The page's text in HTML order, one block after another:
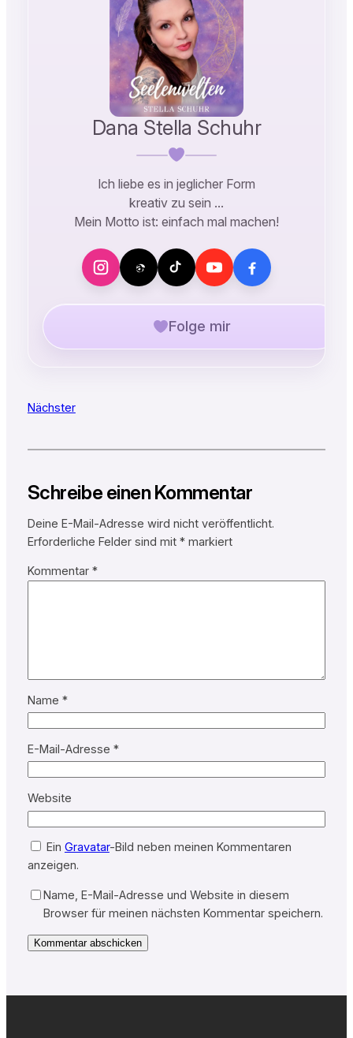
Dana Stella Schuhr
Ich liebe es in jeglicher Form
kreativ zu sein …
Mein Motto ist: einfach mal machen!
Folge mir
Nächster
Schreibe einen Kommentar
Deine E-Mail-Adresse wird nicht veröffentlicht.
Erforderliche Felder sind mit *markiert
Kommentar *
Name *
E-Mail-Adresse *
Website
Ein Gravatar-Bild neben meinen Kommentaren
anzeigen.
Name, E-Mail-Adresse und Website in diesem
Browser für meinen nächsten Kommentar speichern.